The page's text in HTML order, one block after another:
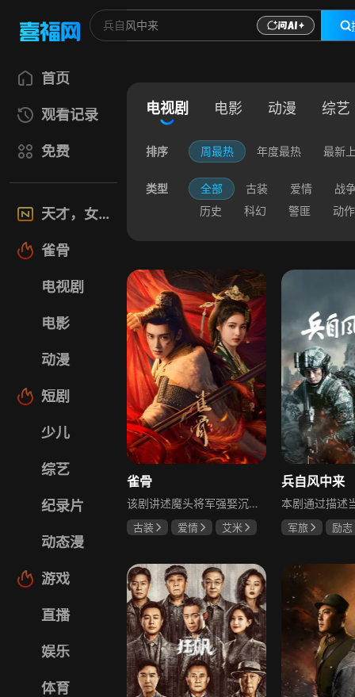
首页
观看记录
免费
天才，女友
雀骨
电视剧
电影
动漫
短剧
少儿
综艺
纪录片
动态漫
游戏
直播
娱乐
体育
电视剧 电影 动漫 综艺
排序 周最热 年度最热 最新
类型 全部 古装 爱情
战
历史
科幻 警匪 动作
雀骨
该剧讲述魔头将军强娶沉迷机关术的财迷假千金，两人从契约夫妻起步，在生死局中互扒马甲，爱意与杀意交织共生。过程中他们揭露朝堂阴谋，破解生死乱局，最终共同守护家国太平，融合了权谋、爱情、冒险等多重元素，情节跌宕起伏。
古装 爱情
艾米
兵自风中来
军旅
励志